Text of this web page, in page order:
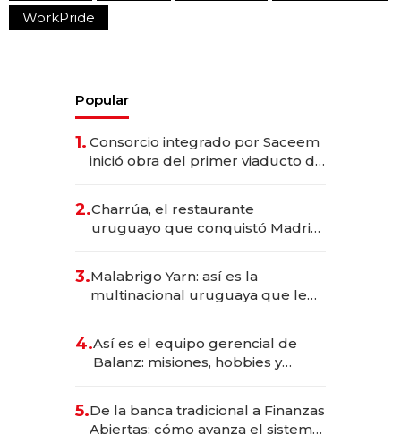
WorkPride
Popular
1. Consorcio integrado por Saceem
inició obra del primer viaducto de
millones
2.Charrúa, el restaurante
uruguayo que conquistó Madrid:
anticipación y prepara apertura
3.Malabrigo Yarn: así es la
multinacional uruguaya que le
4.Así es el equipo gerencial de
Balanz: misiones, hobbies y
5.De la banca tradicional a Finanzas
Abiertas: cómo avanza el sistema